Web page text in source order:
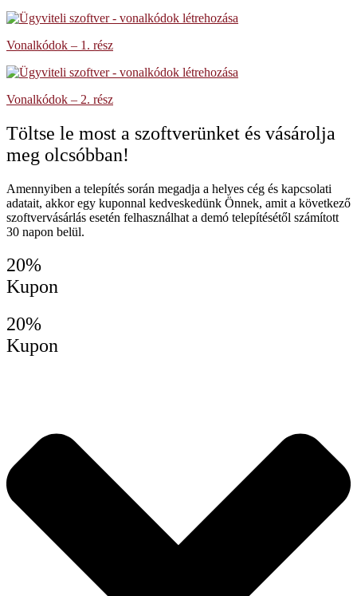
Vonalkódok – 1. rész
Vonalkódok – 2. rész
Töltse le most a szoftverünket és vásárolja
meg olcsóbban!
Amennyiben a telepítés során megadja a helyes cég és kapcsolati
adatait, akkor egy kuponnal kedveskedünk Önnek, amit a következő
szoftvervásárlás esetén felhasználhat a demó telepítésétől számított
30 napon belül.
20%
Kupon
20%
Kupon